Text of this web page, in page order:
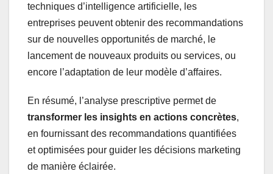
techniques d’intelligence artificielle, les
entreprises peuvent obtenir des recommandations
sur de nouvelles opportunités de marché, le
lancement de nouveaux produits ou services, ou
encore l’adaptation de leur modèle d’affaires.
En résumé, l’analyse prescriptive permet de
transformer les insights en actions concrètes,
en fournissant des recommandations quantifiées
et optimisées pour guider les décisions marketing
de manière éclairée.